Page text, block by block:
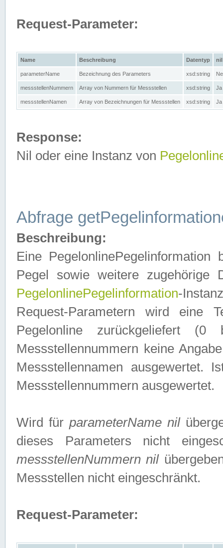
Request-Parameter:
Name Beschreibung Datentyp nil
parameterName Bezeichnung des Parameters xsd:string
messstellenNummern Array von Nummern für Messstellen xsd:string Ja
messstellenNamen Array von Bezeichnungen für Messstellen xsd:string Ja
Response:
Nil oder eine Instanz von
Abfrage
Beschreibung:
Eine
Pegel sowie weitere zugehörige
PegelonlinePegelinformation-
Request-Parametern wird eine
Pegelonline zurückgeliefert
Messstellennummern keine
Messstellennamen ausgewertet.
Messstellennummern ausgewertet.
Wird fürparameterName nil
dieses Parameters nicht
messstellenNummern nil
Messstellen nicht eingeschränkt.
Request-Parameter: